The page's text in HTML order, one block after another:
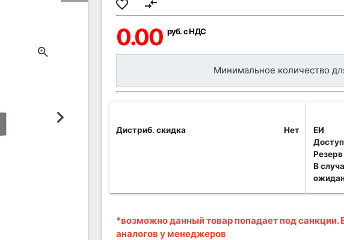
favorite_border compare_arrows
0.00 руб. с НДС
Минимальное количество
Дистриб. скидка Нет ЕИ
Резерв
В
*возможно данный товар попадает под санкции.
аналогов у менеджеров